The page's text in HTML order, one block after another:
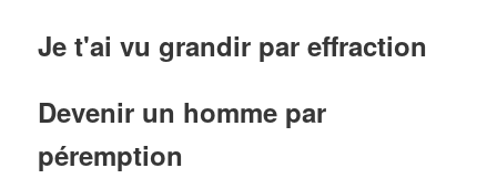
Je t'ai vu grandir par effraction
Devenir un homme par
péremption